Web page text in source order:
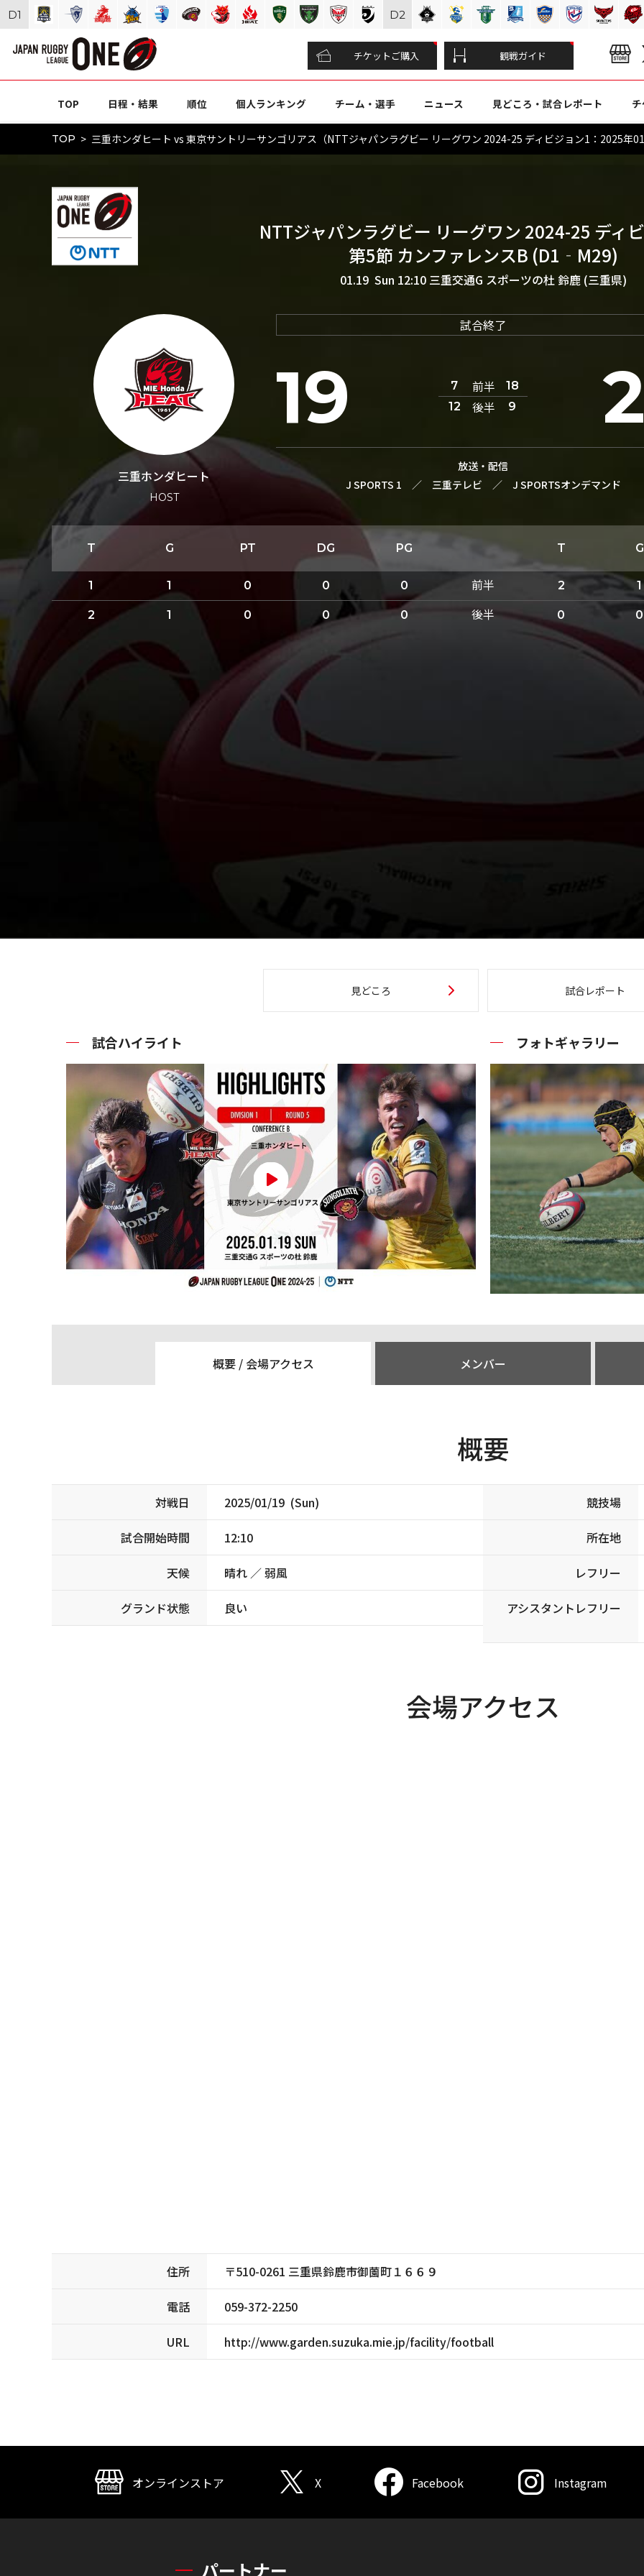
チケットご購入 観戦ガイド
TOP 日程・結果 順位 個人ランキング チーム・選手 ニュース 見どころ・試合レポート
TOP 三重ホンダヒート vs 東京サントリーサンゴリアス（NTTジャパンラグビー リーグワン 2024-25 ディビジョン1：2025年
NTTジャパンラグビー リーグワン 2024-25 ディ
第5節 カンファレンスB (D1‐M29)
01.19 Sun 12:10 三重交通G スポーツの杜 鈴鹿 (三重県)
試合終了
三重ホンダヒート
HOST
19 7 前半
18
12
後半 9
放送・配信
J SPORTS 1
／ 三重テレビ ／ J SPORTSオンデマンド
T G PT DG PG T G
1 1 0 0 0 前半 2 1
2 1 0 0 0 後半 0 0
見どころ 試合レポート
試合ハイライト フォトギャラリー
概要 / 会場アクセス メンバー
概要
対戦日 2025/01/19 (Sun)
試合開始時間 12:10
天候 晴れ ／ 弱風
グランド状態 良い
競技場
所在地
レフリー
アシスタントレフリー
会場アクセス
住所 〒510-0261 三重県鈴鹿市御薗町１６６９
電話 059-372-2250
URL http://www.garden.suzuka.mie.jp/facility/football
D1 D2
オンラインストア X Facebook Instagram
パートナー